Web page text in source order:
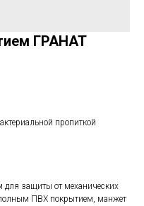
ГРАНАТ
пропиткой
для защиты от механических
полным ПВХ покрытием, манжет